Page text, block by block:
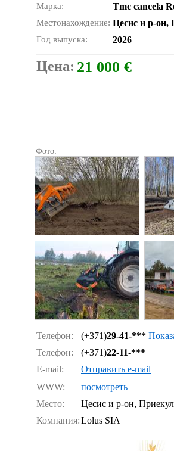
Марка: Tmc cancela
Местонахождение: Цесис и р-он,
Год выпуска: 2026
Цена: 21 000 €
Фото:
Телефон: (+371)29-41-***
Телефон: (+371)22-11-***
E-mail: Отправить e-mail
WWW:
посмотреть
Место:
Цесис и р-он,
Компания:Lolus SIA